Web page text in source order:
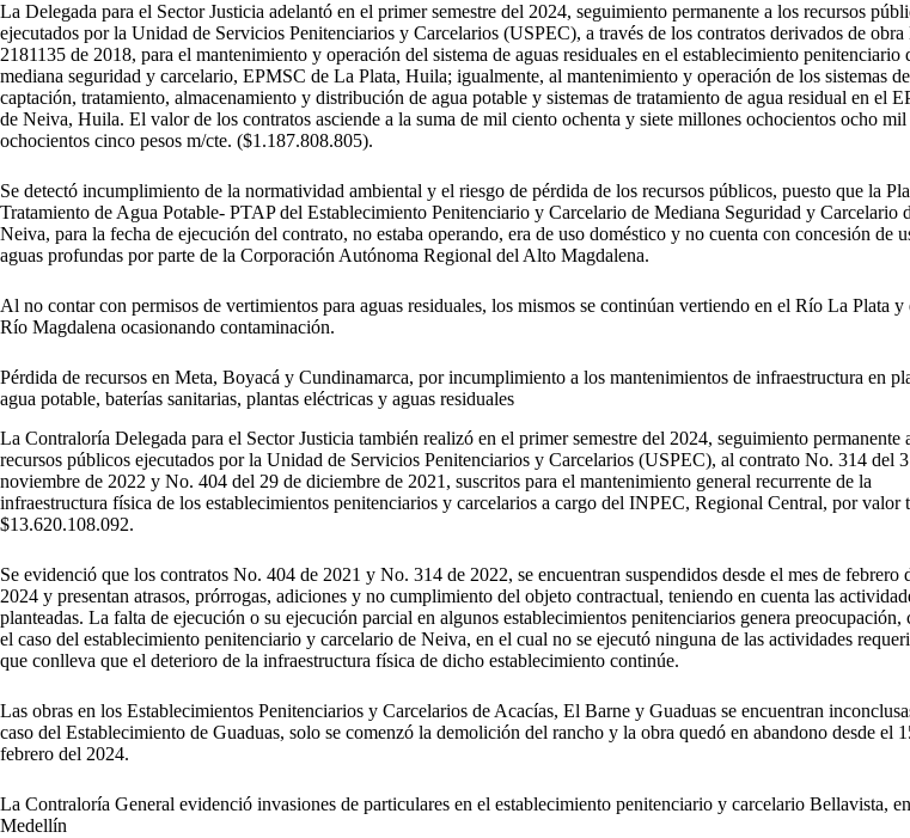
La Delegada para el Sector Justicia adelantó en el primer semestre del 2024, seguimiento permanente a los recursos
ejecutados por la Unidad de Servicios Penitenciarios y Carcelarios (USPEC), a través de los contratos derivados de obra
2181135 de 2018, para el mantenimiento y operación del sistema de aguas residuales en el establecimiento penitenciario
mediana seguridad y carcelario, EPMSC de La Plata, Huila; igualmente, al mantenimiento y operación de los sistemas de
captación, tratamiento, almacenamiento y distribución de agua potable y sistemas de tratamiento de agua residual en el
de Neiva, Huila. El valor de los contratos asciende a la suma de mil ciento ochenta y siete millones ochocientos ocho mil
ochocientos cinco pesos m/cte. ($1.187.808.805).
Se detectó incumplimiento de la normatividad ambiental y el riesgo de pérdida de los recursos públicos, puesto que la
Tratamiento de Agua Potable- PTAP del Establecimiento Penitenciario y Carcelario de Mediana Seguridad y Carcelario
Neiva, para la fecha de ejecución del contrato, no estaba operando, era de uso doméstico y no cuenta con concesión de
aguas profundas por parte de la Corporación Autónoma Regional del Alto Magdalena.
Al no contar con permisos de vertimientos para aguas residuales, los mismos se continúan vertiendo en el Río La Plata y
Río Magdalena ocasionando contaminación.
Pérdida de recursos en Meta, Boyacá y Cundinamarca, por incumplimiento a los mantenimientos de infraestructura en
agua potable, baterías sanitarias, plantas eléctricas y aguas residuales
La Contraloría Delegada para el Sector Justicia también realizó en el primer semestre del 2024, seguimiento permanente
recursos públicos ejecutados por la Unidad de Servicios Penitenciarios y Carcelarios (USPEC), al contrato No. 314 del
noviembre de 2022 y No. 404 del 29 de diciembre de 2021, suscritos para el mantenimiento general recurrente de la
infraestructura física de los establecimientos penitenciarios y carcelarios a cargo del INPEC, Regional Central, por valor
$13.620.108.092.
Se evidenció que los contratos No. 404 de 2021 y No. 314 de 2022, se encuentran suspendidos desde el mes de febrero
2024 y presentan atrasos, prórrogas, adiciones y no cumplimiento del objeto contractual, teniendo en cuenta las
planteadas. La falta de ejecución o su ejecución parcial en algunos establecimientos penitenciarios genera preocupación,
el caso del establecimiento penitenciario y carcelario de Neiva, en el cual no se ejecutó ninguna de las actividades
que conlleva que el deterioro de la infraestructura física de dicho establecimiento continúe.
Las obras en los Establecimientos Penitenciarios y Carcelarios de Acacías, El Barne y Guaduas se encuentran
caso del Establecimiento de Guaduas, solo se comenzó la demolición del rancho y la obra quedó en abandono desde el
febrero del 2024.
La Contraloría General evidenció invasiones de particulares en el establecimiento penitenciario y carcelario Bellavista, en
Medellín